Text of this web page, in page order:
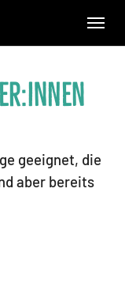
geeignet, die
aber bereits